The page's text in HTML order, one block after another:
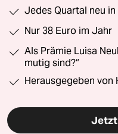
Jedes Quartal neu
Nur 38 Euro im Jahr
Als Prämie Luisa
mutig sind?“
Herausgegeben von
Jetzt